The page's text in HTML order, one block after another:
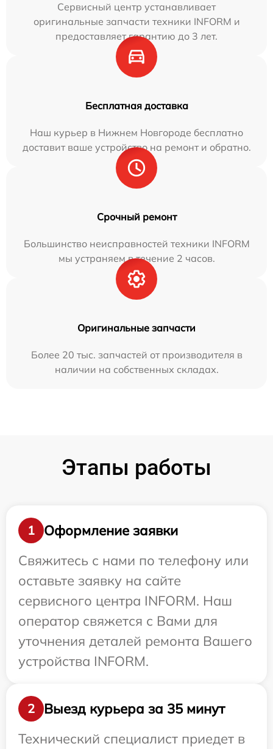
Сервисный центр устанавливает
оригинальные запчасти техники INFORM и
предоставляет гарантию до 3 лет.
Бесплатная доставка
Наш курьер в Нижнем Новгороде бесплатно
доставит ваше устройство на ремонт и обратно.
Срочный ремонт
Большинство неисправностей техники INFORM
мы устраняем в течение 2 часов.
Оригинальные запчасти
Более 20 тыс. запчастей от производителя в
наличии на собственных складах.
Этапы работы
1
Оформление заявки
Свяжитесь с нами по телефону или
оставьте заявку на сайте
сервисного центра INFORM. Наш
оператор свяжется с Вами для
уточнения деталей ремонта Вашего
устройства INFORM.
2
Выезд курьера за 35 минут
Технический специалист приедет в